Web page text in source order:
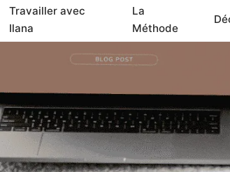
Travailler avec
Ilana
La
Méthode